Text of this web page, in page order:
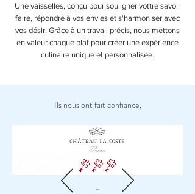
Une vaisselles, conçu pour souligner vottre savoir
faire, répondre à vos envies et s'harmoniser avec
vos désir. Grâce à un travail précis, nous mettons
en valeur chaque plat pour créer une expérience
culinaire unique et personnalisée.
Ils nous ont fait confiance,